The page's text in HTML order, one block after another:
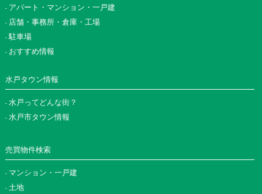
アパート・マンション・一戸建
店舗・事務所・倉庫・工場
駐車場
おすすめ情報
水戸タウン情報
水戸ってどんな街？
水戸市タウン情報
売買物件検索
マンション・一戸建
土地